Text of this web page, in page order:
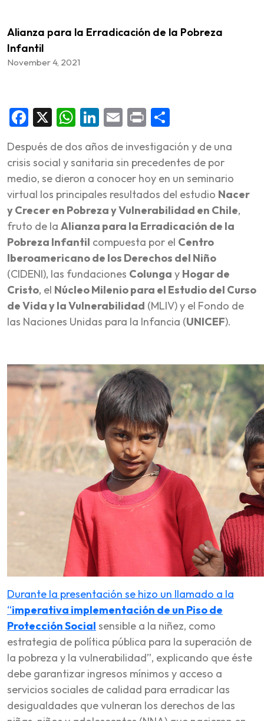
Alianza para la Erradicación de la Pobreza
Infantil
November 4, 2021
Facebook
X WhatsApp
LinkedIn
Email
Print
Después de dos años de investigación y de una
crisis social y sanitaria sin precedentes de por
medio, se dieron a conocer hoy en un seminario
virtual los principales resultados del estudio Nacer
y Crecer en Pobreza y Vulnerabilidad en Chile,
fruto de la Alianza para la Erradicación de la
Pobreza Infantil compuesta por el Centro
Iberoamericano de los Derechos del Niño
(CIDENI), las fundaciones Colunga y Hogar de
Cristo, el Núcleo Milenio para el Estudio del Curso
de Vida y la Vulnerabilidad (MLIV) y el Fondo de
las Naciones Unidas para la Infancia (UNICEF).
Durante la presentación se hizo un llamado a la
“imperativa implementación de un Piso de
Protección Social sensible a la niñez, como
estrategia de política pública para la superación de
la pobreza y la vulnerabilidad”, explicando que éste
debe garantizar ingresos mínimos y acceso a
servicios sociales de calidad para erradicar las
desigualdades que vulneran los derechos de las